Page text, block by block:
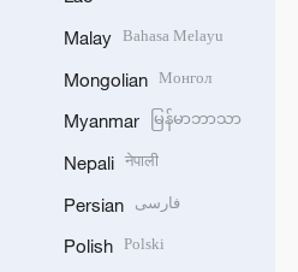
Malay Bahasa Melayu
Mongolian Монгол
Myanmar မြန်မာဘာသာ
Nepali नेपाली
Persian فارسی
Polish Polski